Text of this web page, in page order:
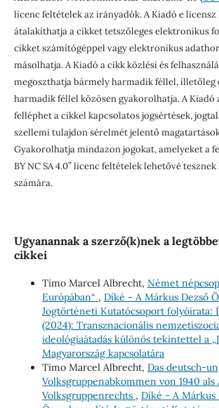
licenc feltételek az irányadók. A Kiadó e
átalakíthatja a cikket tetszőleges elektronikus
cikket számítógéppel vagy elektronikus
másolhatja. A Kiadó a cikk közlési és
megoszthatja bármely harmadik féllel, illetőleg
harmadik féllel közösen gyakorolhatja. A Kiadó
felléphet a cikkel kapcsolatos jogsértések,
szellemi tulajdon sérelmét jelentő
Gyakorolhatja mindazon jogokat, amelyeket a
BY NC SA 4.0” licenc feltételek lehetővé
számára.
Ugyanannak a szerző(k)nek a
cikkei
Timo Marcel Albrecht, Német
Európában“ , Díké - A Márkus Dezső
Jogtörténeti Kutatócsoport folyóirata:
(2024): Transznacionális
ideológiaátadás különös tekintettel a
Magyarország kapcsolatára
Timo Marcel Albrecht, Das deutsch-
Volksgruppenabkommen von 1940 als
Volksgruppenrechts , Díké - A Márkus